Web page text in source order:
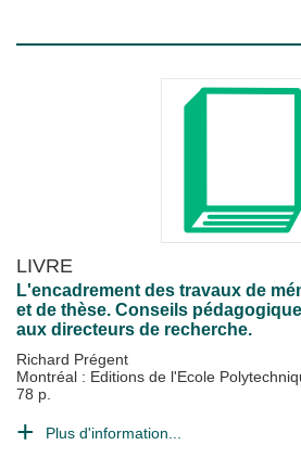
LIVRE
L'encadrement des travaux de
et de thèse. Conseils
aux directeurs de recherche.
Richard Prégent
Montréal : Editions de l'Ecole
78 p.
Plus d'information...